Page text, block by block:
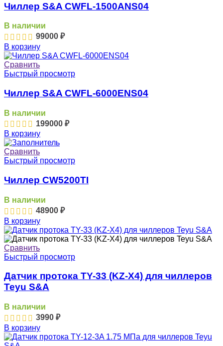
Чиллер S&A CWFL-1500ANS04
В наличии
99000 ₽
В корзину
Сравнить
Быстрый просмотр
Чиллер S&A CWFL-6000ЕNS04
В наличии
199000 ₽
В корзину
Сравнить
Быстрый просмотр
Чиллер CW5200TI
В наличии
48900 ₽
В корзину
Сравнить
Быстрый просмотр
Датчик протока TY-33 (KZ-X4) для чиллеров
Teyu S&A
В наличии
3990 ₽
В корзину